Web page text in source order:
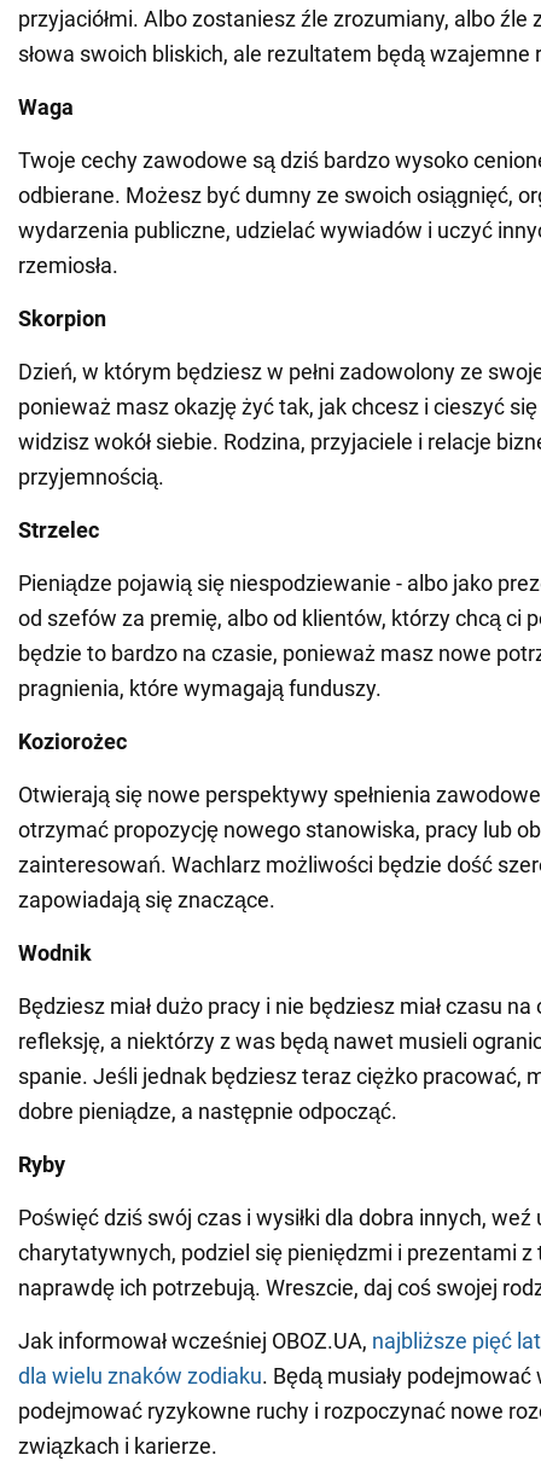
przyjaciółmi. Albo zostaniesz źle zrozumiany, albo źle
słowa swoich bliskich, ale rezultatem będą wzajemne
Waga
Twoje cechy zawodowe są dziś bardzo wysoko
odbierane. Możesz być dumny ze swoich osiągnięć,
wydarzenia publiczne, udzielać wywiadów i uczyć
rzemiosła.
Skorpion
Dzień, w którym będziesz w pełni zadowolony ze
ponieważ masz okazję żyć tak, jak chcesz i cieszyć
widzisz wokół siebie. Rodzina, przyjaciele i relacje
przyjemnością.
Strzelec
Pieniądze pojawią się niespodziewanie - albo jako
od szefów za premię, albo od klientów, którzy chcą ci
będzie to bardzo na czasie, ponieważ masz nowe
pragnienia, które wymagają funduszy.
Koziorożec
Otwierają się nowe perspektywy spełnienia
otrzymać propozycję nowego stanowiska, pracy lub
zainteresowań. Wachlarz możliwości będzie dość
zapowiadają się znaczące.
Wodnik
Będziesz miał dużo pracy i nie będziesz miał czasu
refleksję, a niektórzy z was będą nawet musieli
spanie. Jeśli jednak będziesz teraz ciężko pracować,
dobre pieniądze, a następnie odpocząć.
Ryby
Poświęć dziś swój czas i wysiłki dla dobra innych, weź
charytatywnych, podziel się pieniędzmi i prezentami z
naprawdę ich potrzebują. Wreszcie, daj coś swojej
Jak informował wcześniej OBOZ.UA, najbliższe pięć
dla wielu znaków zodiaku. Będą musiały podejmować
podejmować ryzykowne ruchy i rozpoczynać nowe
związkach i karierze.